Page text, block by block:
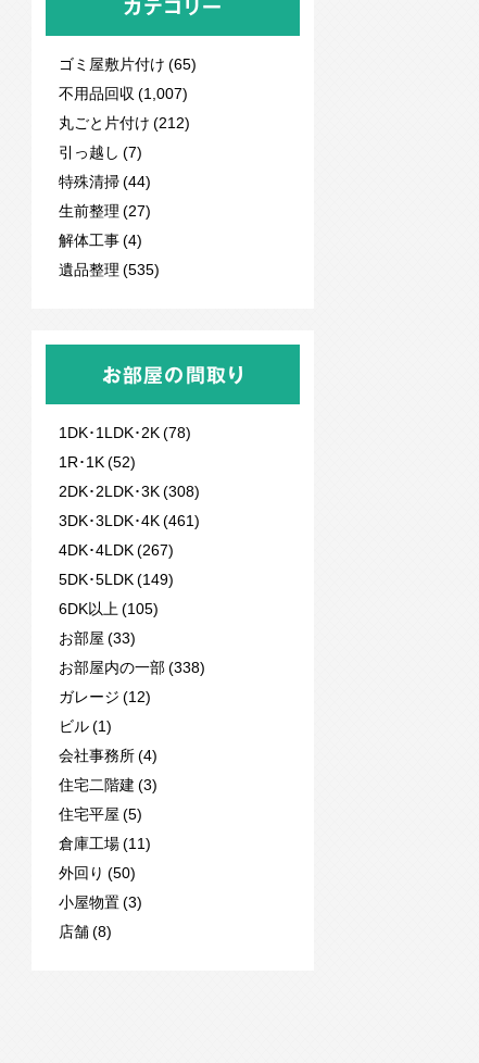
カテゴリー
ゴミ屋敷片付け (65)
不用品回収 (1,007)
丸ごと片付け (212)
引っ越し (7)
特殊清掃 (44)
生前整理 (27)
解体工事 (4)
遺品整理 (535)
お部屋の間取り
1DK･1LDK･2K (78)
1R･1K (52)
2DK･2LDK･3K (308)
3DK･3LDK･4K (461)
4DK･4LDK (267)
5DK･5LDK (149)
6DK以上 (105)
お部屋 (33)
お部屋内の一部 (338)
ガレージ (12)
ビル (1)
会社事務所 (4)
住宅二階建 (3)
住宅平屋 (5)
倉庫工場 (11)
外回り (50)
小屋物置 (3)
店舗 (8)